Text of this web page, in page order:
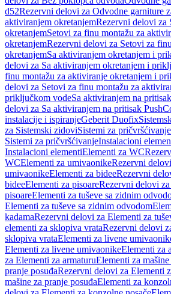
d52Rezervni delovi za Odvodne garniture
aktiviranjem okretanjemRezervni delovi za
okretanjemSetovi za finu montažu za
okretanjemRezervni delovi za Setovi za
okretanjemSa aktiviranjem okretanjem i
delovi za Sa aktiviranjem okretanjem i
finu montažu za aktiviranje okretanjem i
delovi za Setovi za finu montažu za
priključkom vodeSa aktiviranjem na
delovi za Sa aktiviranjem na pritisak
instalacije i ispiranjeGeberit Duofix
za Sistemski zidoviSistemi za pričvršćivanje
Sistemi za pričvršćivanjeInstalacioni
Instalacioni elementiElementi za WC
WCElementi za umivaonikeRezervni
umivaonikeElementi za bideeRezervni
bideeElementi za pisoareRezervni delovi
pisoareElementi za tuševe sa zidnim
Elementi za tuševe sa zidnim odvodom
kadamaRezervni delovi za Elementi za
elementi za sklopiva vrataRezervni delovi
sklopiva vrataElementi za livene
Elementi za livene umivaonikeElementi za
za Elementi za armaturuElementi za
pranje posuđaRezervni delovi za Elementi
mašine za pranje posuđaElementi za